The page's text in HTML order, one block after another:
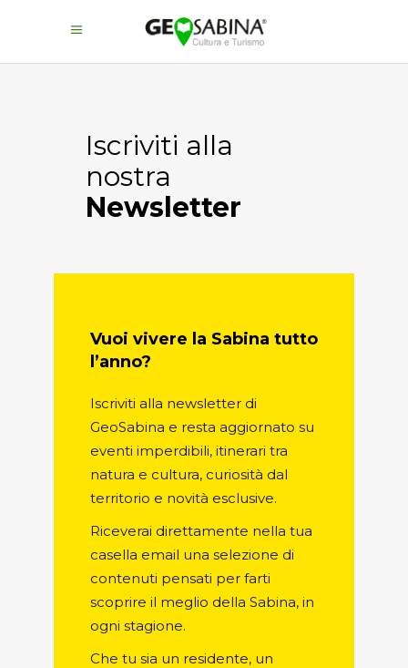
Iscriviti alla
nostra
Newsletter
Vuoi vivere la Sabina tutto
l’anno?
Iscriviti alla newsletter di
GeoSabina e resta aggiornato su
eventi imperdibili, itinerari tra
natura e cultura, curiosità dal
territorio e novità esclusive.
Riceverai direttamente nella tua
casella email una selezione di
contenuti pensati per farti
scoprire il meglio della Sabina, in
ogni stagione.
Che tu sia un residente, un